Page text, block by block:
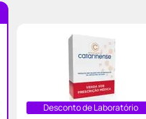
Desconto de Laboratório